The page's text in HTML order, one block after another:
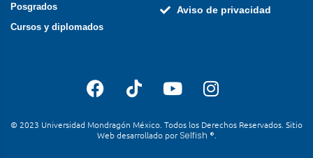
Posgrados
Cursos y diplomados
Aviso de privacidad
© 2023 Universidad Mondragón México. Todos los Derechos Reservados. Sitio
Web desarrollado porSelfish ®.